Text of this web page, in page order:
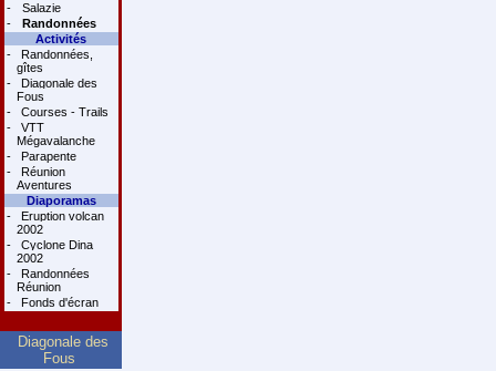
-
Salazie
-
Randonnées
Activités
-
Randonnées,
gîtes
-
Diagonale des
Fous
-
Courses - Trails
-
VTT
Mégavalanche
-
Parapente
-
Réunion
Aventures
Diaporamas
-
Eruption volcan
2002
-
Cyclone Dina
2002
-
Randonnées
Réunion
-
Fonds d'écran
Diagonale des
Fous